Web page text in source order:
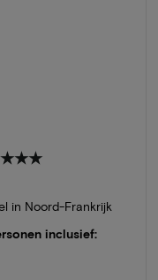
in Noord-Frankrijk
inclusief: